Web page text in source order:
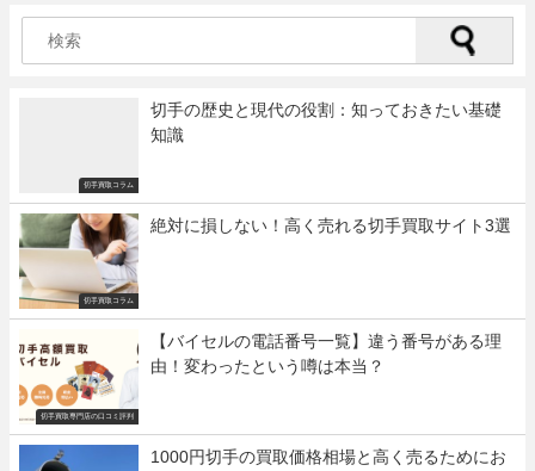
切手買取コラム
切手の歴史と現代の役割：知っておきたい基礎
知識
切手買取コラム
絶対に損しない！高く売れる切手買取サイト3選
切手買取専門店の口コミ評判
【バイセルの電話番号一覧】違う番号がある理
由！変わったという噂は本当？
1000円切手の買取価格相場と高く売るためにお